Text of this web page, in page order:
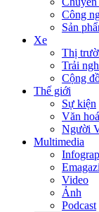
Công
Sản
Xe
Thị
Trải
Cộng
Thế giới
Sự kiện
Văn
Người
Multimedia
Video
Ảnh
Podcast